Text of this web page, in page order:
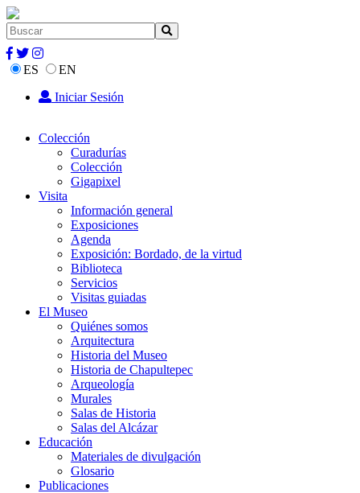
ES
EN
Iniciar Sesión
Colección
Curadurías
Colección
Gigapixel
Visita
Información general
Exposiciones
Agenda
Exposición: Bordado, de la virtud
Biblioteca
Servicios
Visitas guiadas
El Museo
Quiénes somos
Arquitectura
Historia del Museo
Historia de Chapultepec
Arqueología
Murales
Salas de Historia
Salas del Alcázar
Educación
Materiales de divulgación
Glosario
Publicaciones